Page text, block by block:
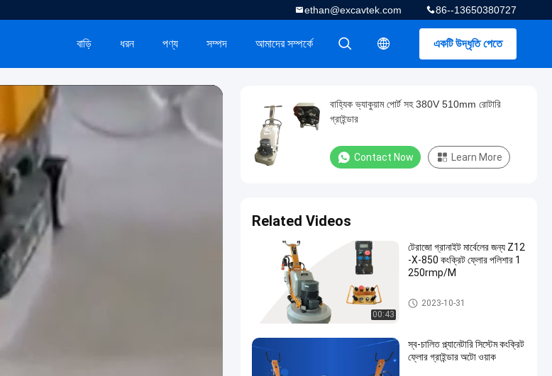
86--13650380727
ethan@excavtek.com
একটি উদ্ধৃতি পেতে
বাড়ি ধরন পণ্য সম্পদ আমাদের সম্পর্কে
বাহ্যিক ভ্যাকুয়াম পোর্ট সহ 380V 510mm রোটারি
গ্রাইন্ডার
Contact Now Learn More
Related Videos
00:43
টেরাজো গ্রানাইট মার্বেলের জন্য Z12
-X-850 কংক্রিট ফ্লোর পলিশার 1
250rmp/M
কংক্রিট মেঝে পেষকদন্ত
2023-10-31
স্ব-চালিত প্ল্যানেটারি সিস্টেম কংক্রিট
ফ্লোর গ্রাইন্ডার অটো ওয়াক